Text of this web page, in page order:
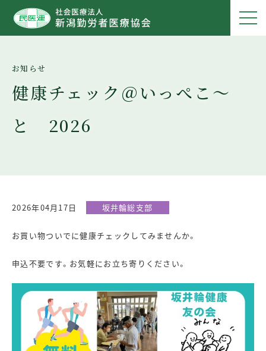
健康チェック＠いっぺこ～
と 2026
2026年04月17日 坂井輪総支部
お買い物ついでに健康チェックしてみませんか。
申込不要です。お気軽にお立ち寄りください。